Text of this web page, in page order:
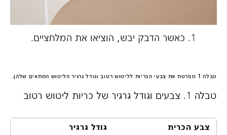
1. כאשר הדבק יבש, הוציאו את המלחציים.
טבלה 1 מפרטת את צבעי הכריות לליטוש רטוב וגודל גרגיר הליטוש המתאים שלהן.
טבלה 1. צבעים וגודל גרגיר של כריות ליטוש רטוב
צבע הכרית גודל גרגיר